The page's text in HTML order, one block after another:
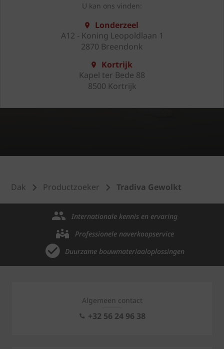
U kan ons vinden:
Londerzeel
A12 - Koning Leopoldlaan 1
2870 Breendonk
Kortrijk
Kapel ter Bede 88
8500 Kortrijk
Dak Productzoeker Tradiva Gewolkt
Internationale kennis en ervaring
Professionele naverkoopservice
Duurzame bouwmateriaaloplossingen
Algemeen contact
+32 56 24 96 38